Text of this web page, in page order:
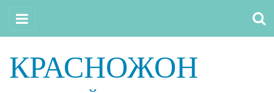
КРАСНОЖОН